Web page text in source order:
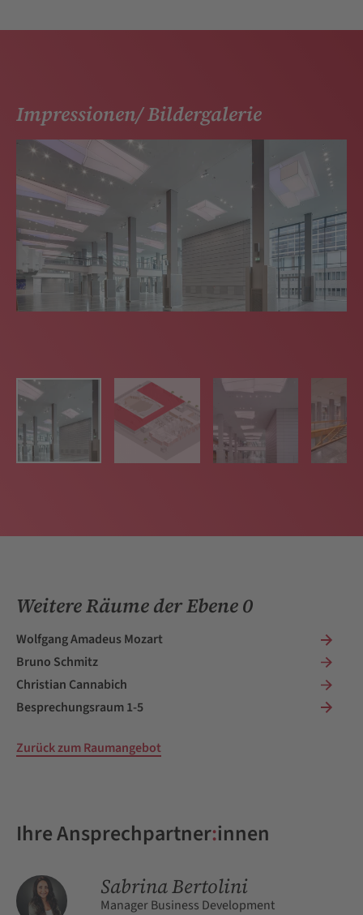
Impressionen/ Bildergalerie
Weitere Räume der Ebene 0
Wolfgang Amadeus Mozart
Bruno Schmitz
Christian Cannabich
Besprechungsraum 1-5
Zurück zum Raumangebot
Ihre Ansprechpartner:innen
Sabrina Bertolini
Manager Business Development